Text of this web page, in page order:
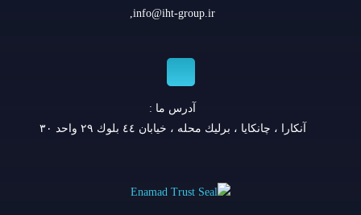
info@iht-group.ir
,
آدرس ما :
آنكارا ، چانكايا ، برليك محله ، خيابان ٤٤ بلوك ٢٩ واحد ٣٠